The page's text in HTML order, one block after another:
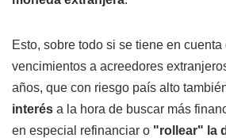
Esto, sobre todo si se tiene en cuenta
vencimientos a acreedores
años, que con riesgo país alto
interés a la hora de buscar más
en especial refinanciar o "rollear" la